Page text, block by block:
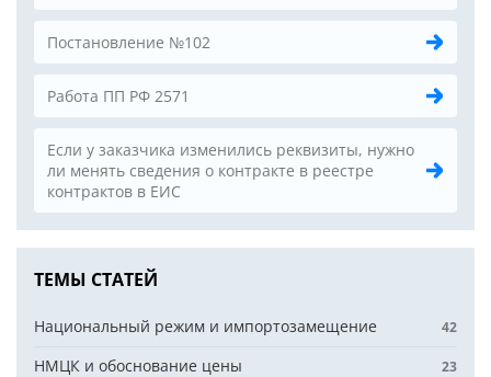
Постановление №102
Работа ПП РФ 2571
Если у заказчика изменились реквизиты, нужно
ли менять сведения о контракте в реестре
контрактов в ЕИС
ТЕМЫ СТАТЕЙ
Национальный режим и импортозамещение 42
НМЦК и обоснование цены 23